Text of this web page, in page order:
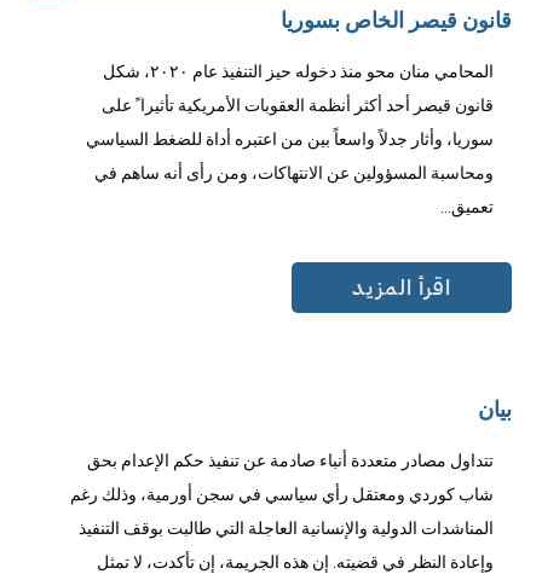
قانون قيصر الخاص بسوريا
المحامي منان محو منذ دخوله حيز التنفيذ عام ٢٠٢٠، شكل
قانون قيصر أحد أكثر أنظمة العقوبات الأمريكية تأثيرا ً على
سوريا، وأثار جدلاً واسعاً بين من اعتبره أداة للضغط السياسي
ومحاسبة المسؤولين عن الانتهاكات، ومن رأى أنه ساهم في
تعميق...
اقرأ المزيد
بيان
تتداول مصادر متعددة أنباء صادمة عن تنفيذ حكم الإعدام بحق
شاب كوردي ومعتقل رأي سياسي في سجن أورمية، وذلك رغم
المناشدات الدولية والإنسانية العاجلة التي طالبت بوقف التنفيذ
وإعادة النظر في قضيته. إن هذه الجريمة، إن تأكدت، لا تمثل